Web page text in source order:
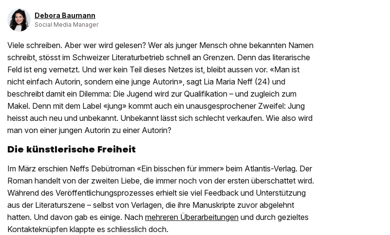
Debora Baumann
Social Media Manager
Viele schreiben. Aber wer wird gelesen? Wer als junger Mensch ohne bekannten Namen
schreibt, stösst im Schweizer Literaturbetrieb schnell an Grenzen. Denn das literarische
Feld ist eng vernetzt. Und wer kein Teil dieses Netzes ist, bleibt aussen vor. «Man ist
nicht einfach Autorin, sondern eine junge Autorin», sagt Lia Maria Neff (24) und
beschreibt damit ein Dilemma: Die Jugend wird zur Qualifikation – und zugleich zum
Makel. Denn mit dem Label «jung» kommt auch ein unausgesprochener Zweifel: Jung
heisst auch neu und unbekannt. Unbekannt lässt sich schlecht verkaufen. Wie also wird
man von einer jungen Autorin zu einer Autorin?
Die künstlerische Freiheit
Im März erschien Neffs Debütroman «Ein bisschen für immer» beim Atlantis-Verlag. Der
Roman handelt von der zweiten Liebe, die immer noch von der ersten überschattet wird.
Während des Veröffentlichungsprozesses erhielt sie viel Feedback und Unterstützung
aus der Literaturszene – selbst von Verlagen, die ihre Manuskripte zuvor abgelehnt
hatten. Und davon gab es einige. Nach mehreren Überarbeitungen und durch gezieltes
Kontakteknüpfen klappte es schliesslich doch.